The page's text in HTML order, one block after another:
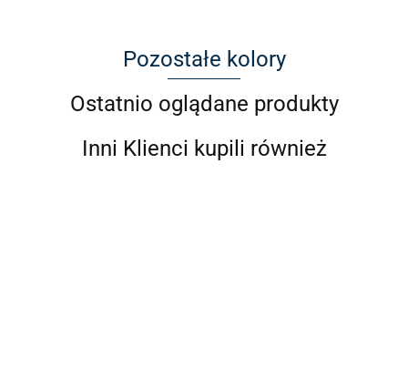
Pozostałe kolory
Ostatnio oglądane produkty
Inni Klienci kupili również